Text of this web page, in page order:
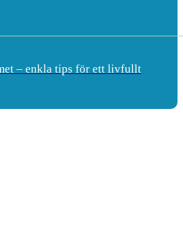
– enkla tips för ett livfullt